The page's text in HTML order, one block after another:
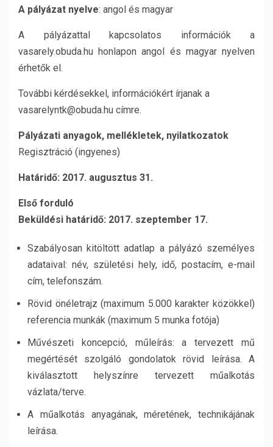
A pályázat nyelve: angol és magyar
A pályázattal kapcsolatos információk a
vasarely.obuda.hu honlapon angol és magyar nyelven
érhetők el.
További kérdésekkel, információkért írjanak a
vasarelyntk@obuda.hu címre.
Pályázati anyagok, mellékletek, nyilatkozatok
Regisztráció (ingyenes)
Határidő: 2017. augusztus 31.
Első forduló
Beküldési határidő: 2017. szeptember 17.
Szabályosan kitöltött adatlap a pályázó személyes
adataival: név, születési hely, idő, postacím, e-mail
cím, telefonszám.
Rövid önéletrajz (maximum 5.000 karakter közökkel)
referencia munkák (maximum 5 munka fotója)
Művészeti koncepció, műleírás: a tervezett mű
megértését szolgáló gondolatok rövid leírása. A
kiválasztott helyszínre tervezett műalkotás
vázlata/terve.
A műalkotás anyagának, méretének, technikájának
leírása.